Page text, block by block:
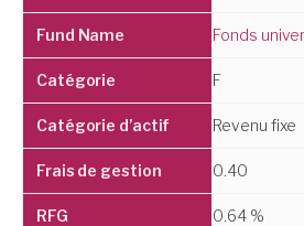
Fonds
F
Revenu fixe
0.40
0.64 %